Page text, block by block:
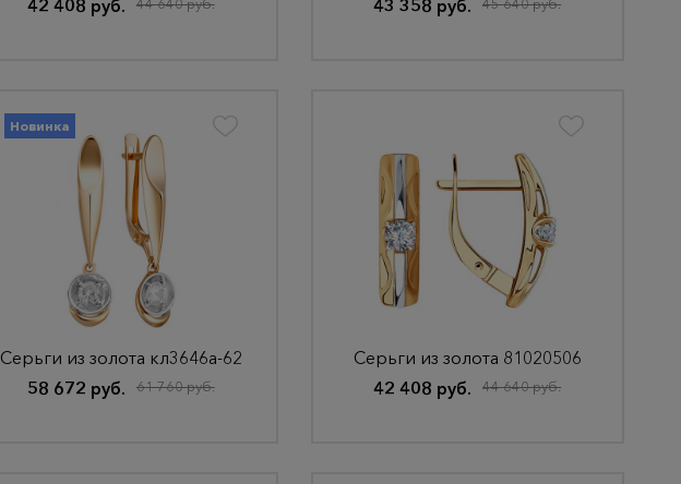
42 408 руб.
43 358 руб.
Новинка
Серьги из золота кл3646а-62
58 672 руб.
61 760 руб.
Серьги из золота 81020506
42 408 руб.
44 640 руб.